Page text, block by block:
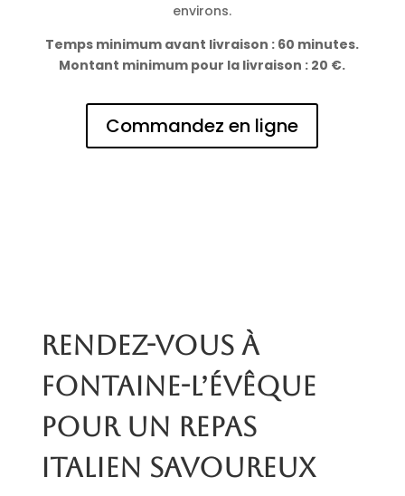
environs.
Temps minimum avant livraison : 60 minutes.
Montant minimum pour la livraison : 20 €.
Commandez en ligne
Rendez-vous à
Fontaine-l’Évêque
pour un repas
italien savoureux